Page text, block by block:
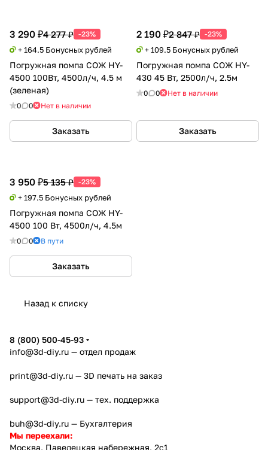
3 290 ₽4 277 ₽ -23%
+ 164.5 Бонусных рублей
Погружная помпа СОЖ HY-
4500 100Вт, 4500л/ч, 4.5 м
(зеленая)
0 0 Нет в наличии
Заказать
2 190 ₽2 847 ₽ -23%
+ 109.5 Бонусных рублей
Погружная помпа СОЖ HY-
430 45 Вт, 2500л/ч, 2.5м
0 0 Нет в наличии
Заказать
3 950 ₽5 135 ₽ -23%
+ 197.5 Бонусных рублей
Погружная помпа СОЖ HY-
4500 100 Вт, 4500л/ч, 4.5м
0 0 В пути
Заказать
Назад к списку
8 (800) 500-45-93
info@3d-diy.ru — отдел продаж
print@3d-diy.ru — 3D печать на заказ
support@3d-diy.ru — тех. поддержка
buh@3d-diy.ru — Бухгалтерия
Мы переехали:
Москва, Павелецкая набережная, 2с1